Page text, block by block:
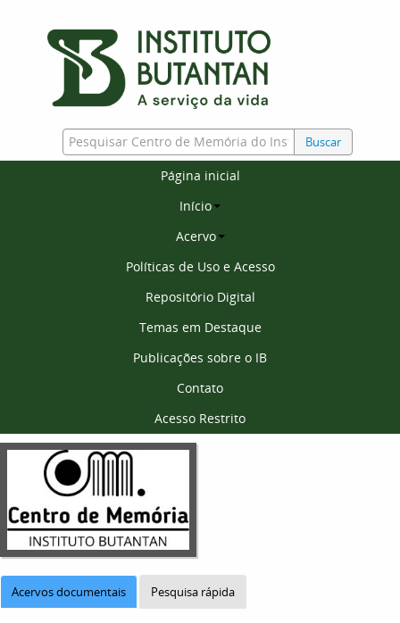
Buscar
Página inicial
Início
Acervo
Políticas de Uso e Acesso
Repositório Digital
Temas em Destaque
Publicações sobre o IB
Contato
Acesso Restrito
Acervos documentais Pesquisa rápida